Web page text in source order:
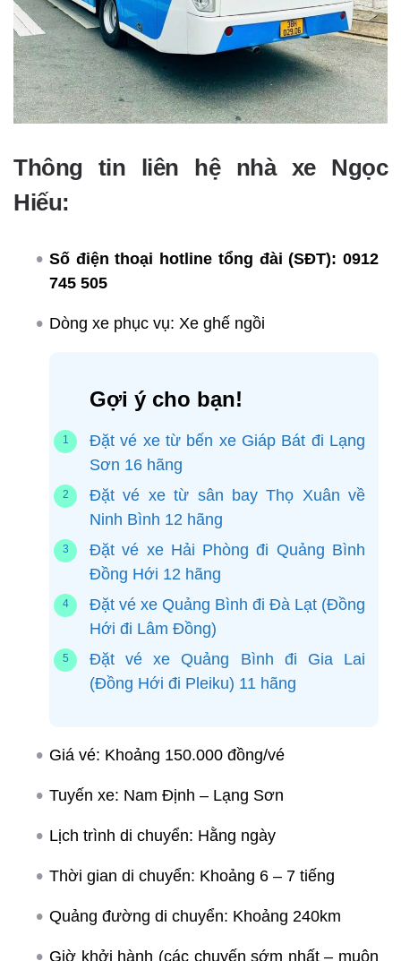
Thông tin liên hệ nhà xe Ngọc
Hiếu:
Số điện thoại hotline tổng đài (SĐT): 0912
745 505
Dòng xe phục vụ: Xe ghế ngồi
Gợi ý cho bạn!
Đặt vé xe từ bến xe Giáp Bát đi Lạng
Sơn 16 hãng
Đặt vé xe từ sân bay Thọ Xuân về
Ninh Bình 12 hãng
Đặt vé xe Hải Phòng đi Quảng Bình
Đồng Hới 12 hãng
Đặt vé xe Quảng Bình đi Đà Lạt (Đồng
Hới đi Lâm Đồng)
Đặt vé xe Quảng Bình đi Gia Lai
(Đồng Hới đi Pleiku) 11 hãng
Giá vé: Khoảng 150.000 đồng/vé
Tuyến xe: Nam Định – Lạng Sơn
Lịch trình di chuyển: Hằng ngày
Thời gian di chuyển: Khoảng 6 – 7 tiếng
Quảng đường di chuyển: Khoảng 240km
Giờ khởi hành (các chuyến sớm nhất – muộn